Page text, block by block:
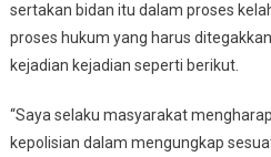
sertakan bidan itu dalam proses
proses hukum yang harus
kejadian kejadian seperti berikut.
“Saya selaku masyarakat
kepolisian dalam mengungkap